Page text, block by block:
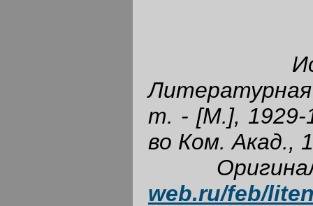
т. - [М.], 1929-
во Ком. Акад.,
web.ru/feb/